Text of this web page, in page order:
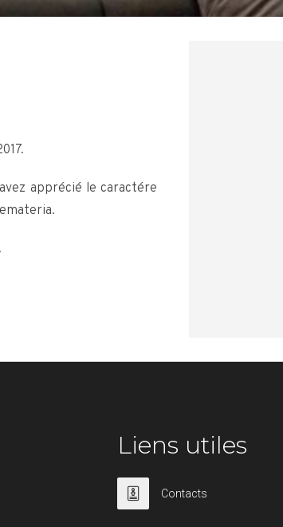
apprécié le caractére
Liens utiles
Contacts